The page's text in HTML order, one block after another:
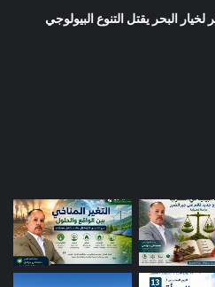
لخيار البحر يقتل التنوع البيولوجي